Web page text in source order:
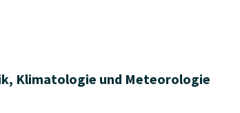
Klimatologie und Meteorologie